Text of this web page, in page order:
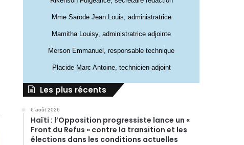
Mme Sarode Jean Louis, administratrice
Mamitha Louisy, administratrice adjointe
Merson Emmanuel, responsable technique
Placide Marc Antoine, technicien adjoint
Les plus récents
6 août 2026
Haïti : l’Opposition progressiste lance un «
Front du Refus » contre la transition et les
élections dans les conditions actuelles